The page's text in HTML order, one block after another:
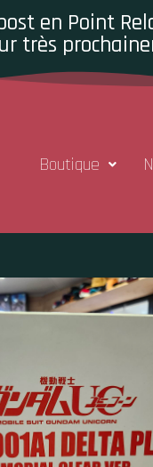
en Point
très
Boutique